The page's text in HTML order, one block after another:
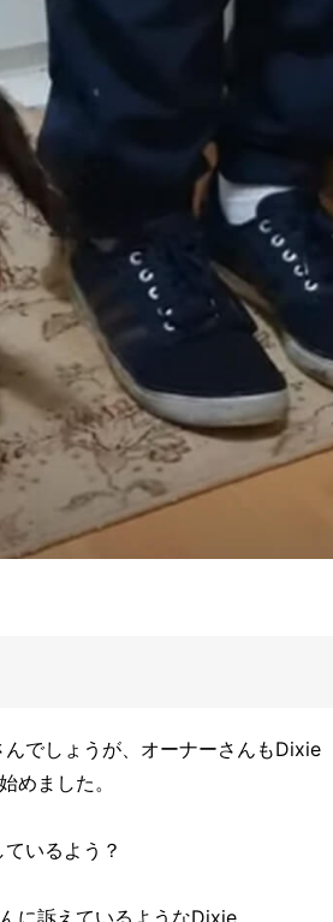
でしょうが、オーナーさんもDixie
めました。
ているよう？
に訴えているようなDixie。